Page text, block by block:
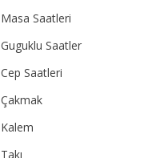
Masa Saatleri
Guguklu Saatler
Cep Saatleri
Çakmak
Kalem
Takı